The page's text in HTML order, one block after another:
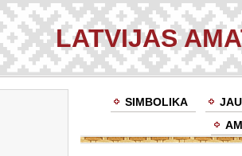
LATVIJAS
SIMBOLIKA